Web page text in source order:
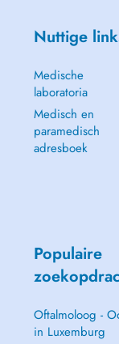
Nuttige
Medische
laboratoria
Medisch en
paramedisch
adresboek
Populaire
Oftalmoloog -
in Luxemburg